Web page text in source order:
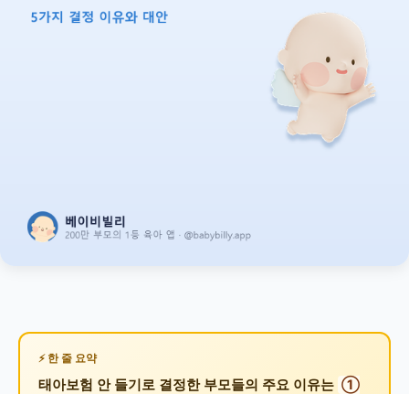
한 줄 요약
태아보험 안 들기로 결정한 부모들의 주요 이유는 ①